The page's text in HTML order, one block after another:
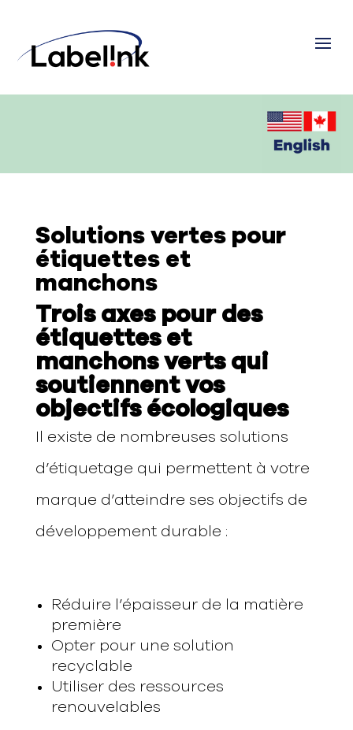
Solutions vertes pour
étiquettes et
manchons
Trois axes pour des
étiquettes et
manchons verts qui
soutiennent vos
objectifs écologiques
Il existe de nombreuses solutions
d’étiquetage qui permettent à votre
marque d’atteindre ses objectifs de
développement durable :
Réduire l’épaisseur de la matière
première
Opter pour une solution
recyclable
Utiliser des ressources
renouvelables